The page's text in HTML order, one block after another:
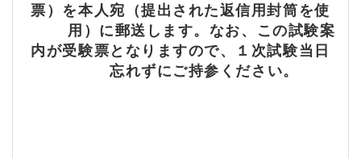
票）を本人宛（提出された返信用封筒を使
用）に郵送します。なお、この試験案
内が受験票となりますので、１次試験当日
忘れずにご持参ください。